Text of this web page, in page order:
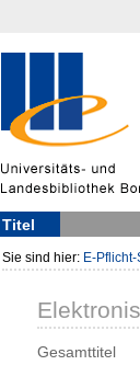
Titel
Sie sind hier: E-
Gesamttitel